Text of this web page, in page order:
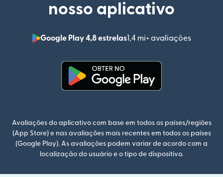
nosso aplicativo
Google Play 4,8 estrelas1,4 mi+ avaliações
(abre
Avaliações do aplicativo com base em todos os países/regiões
(App Store) e nas avaliações mais recentes em todos os países
(Google Play). As avaliações podem variar de acordo com a
localização do usuário e o tipo de dispositivo.